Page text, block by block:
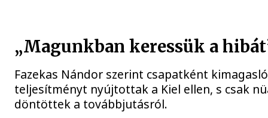
„Magunkban keressük a
Fazekas Nándor szerint csapatként kimagasló
teljesítményt nyújtottak a Kiel ellen, s csak
döntöttek a továbbjutásról.